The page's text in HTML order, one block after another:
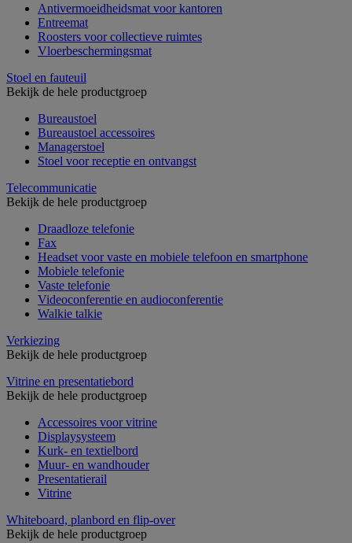
Antivermoeidheidsmat voor kantoren
Entreemat
Roosters voor collectieve ruimtes
Vloerbeschermingsmat
Stoel en fauteuil
Bekijk de hele productgroep
Bureaustoel
Bureaustoel accessoires
Managerstoel
Stoel voor receptie en ontvangst
Telecommunicatie
Bekijk de hele productgroep
Draadloze telefonie
Fax
Headset voor vaste en mobiele telefoon en smartphone
Mobiele telefonie
Vaste telefonie
Videoconferentie en audioconferentie
Walkie talkie
Verkiezing
Bekijk de hele productgroep
Vitrine en presentatiebord
Bekijk de hele productgroep
Accessoires voor vitrine
Displaysysteem
Kurk- en textielbord
Muur- en wandhouder
Presentatierail
Vitrine
Whiteboard, planbord en flip-over
Bekijk de hele productgroep